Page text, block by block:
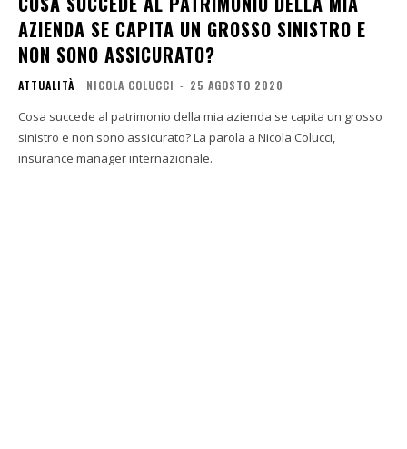
AZIENDA SE CAPITA UN GROSSO SINISTRO E
NON SONO ASSICURATO?
ATTUALITÀ NICOLA COLUCCI - 25 AGOSTO 2020
Cosa succede al patrimonio della mia azienda se capita un grosso
sinistro e non sono assicurato? La parola a Nicola Colucci,
insurance manager internazionale.